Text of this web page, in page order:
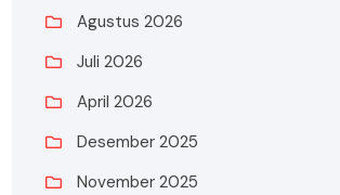
Agustus 2026
Juli 2026
April 2026
Desember 2025
November 2025